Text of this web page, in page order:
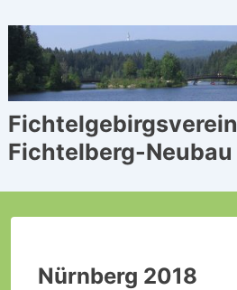
Zum
Inhalt
Fichtelgebirgsverein
Fichtelberg-Neubau
Nürnberg 2018